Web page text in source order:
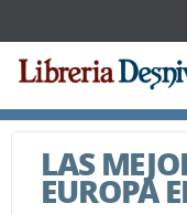
LAS
EUROPA